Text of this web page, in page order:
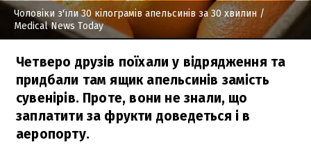
Чоловіки з'їли 30 кілограмів апельсинів за 30 хвилин /
Medical News Today
Четверо друзів поїхали у відрядження та
придбали там ящик апельсинів замість
сувенірів. Проте, вони не знали, що
заплатити за фрукти доведеться і в
аеропорту.